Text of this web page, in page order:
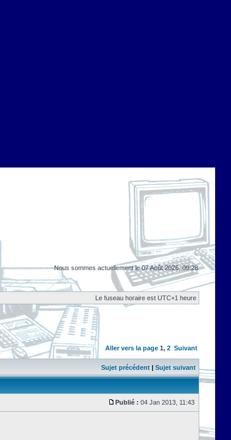
Nous sommes actuellement le 07 Août 2026, 09:28
Le fuseau horaire est UTC+1 heure
Aller vers la page 1, 2 Suivant
Sujet précédent | Sujet suivant
Publié : 04 Jan 2013, 11:43